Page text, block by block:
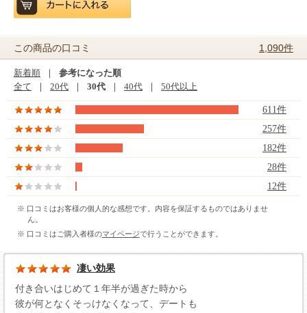
この商品の口コミ 1,090件
新着順 ｜ 参考になった順
全て ｜ 20代 ｜ 30代 ｜ 40代 ｜ 50代以上
611件
257件
182件
28件
12件
※ 口コミはお客様の個人的な感想です。内容を保証するものではありませ
ん。
※ 口コミはご購入者様のマイページで行うことができます。
凄い効果
付き合いはじめて１年半が過ぎた時から
彼が何となくそっけなくなって、デートも